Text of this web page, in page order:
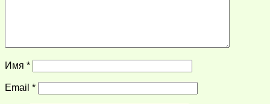
Имя *
Email *